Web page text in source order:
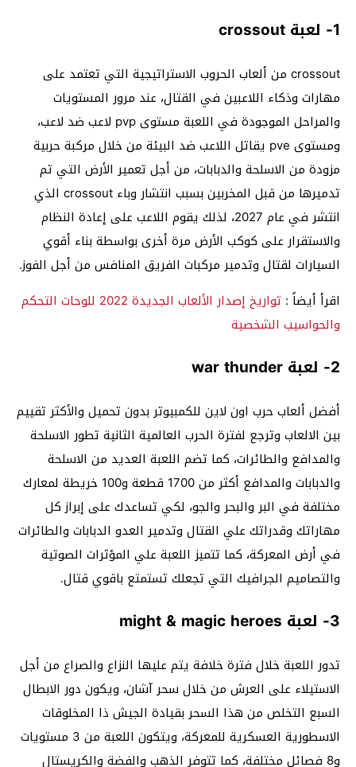
1- لعبة crossout
crossout من ألعاب الحروب الاستراتيجية التي تعتمد على
مهارات وذكاء اللاعبين في القتال، عند مرور المستويات
والمراحل الموجودة في اللعبة مستوى pvp لاعب ضد لاعب،
ومستوى pve يقاتل اللاعب ضد البيئة من خلال مركبة حربية
مزودة من الاسلحة والدبابات، من أجل تعمير الأرض التي تم
تدميرها من قبل المخربين بسبب انتشار وباء crossout الذي
انتشر في عام 2027، لذلك يقوم اللاعب على إعادة النظام
والاستقرار على كوكب الأرض مرة أخرى بواسطة بناء أقوي
السيارات لقتال وتدمير مركبات الفريق المنافس من أجل الفوز.
اقرأ أيضاً :
تواريخ إصدار الألعاب الجديدة 2022 للوحات التحكم
والحواسيب الشخصية
2- لعبة war thunder
أفضل ألعاب حرب اون لاين للكمبيوتر بدون تحميل والأكثر تقييم
بين الالعاب وترجع لفترة الحرب العالمية الثانية تطور الاسلحة
والمدافع والطائرات، كما تضم اللعبة العديد من الاسلحة
والدبابات والمدافع أكثر من 1700 قطعة و100 خريطة لمعارك
مختلفة في البر والبحر والجو، لكي تساعدك على إبراز كل
مهاراتك وقدراتك علي القتال وتدمير العدو الدبابات والطائرات
في أرض المعركة، كما تتميز اللعبة علي المؤثرات الصوتية
والتصاميم الجرافيك التي تجعلك تستمتع باقوي قتال.
3- لعبة might & magic heroes
تدور اللعبة خلال فترة خلافة يتم عليها النزاع والصراع من أجل
الاستيلاء على العرش من خلال سحر آشان، ويكون دور الابطال
السبع التخلص من هذا السحر بقيادة الجيش ذا المخلوقات
الاسطورية العسكرية للمعركة، ويتكون اللعبة من 3 مستويات
و8 فصائل مختلفة، كما تتوفر الذهب والفضة والكريستال